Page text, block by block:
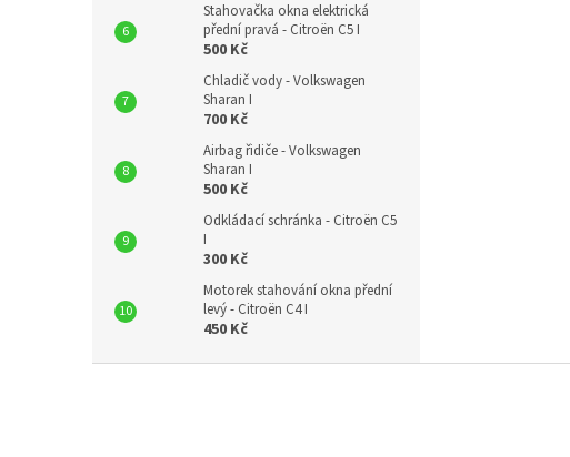
Stahovačka okna elektrická
přední pravá - Citroën C5 I
500 Kč
Chladič vody - Volkswagen
Sharan I
700 Kč
Airbag řidiče - Volkswagen
Sharan I
500 Kč
Odkládací schránka - Citroën C5
I
300 Kč
Motorek stahování okna přední
levý - Citroën C4 I
450 Kč